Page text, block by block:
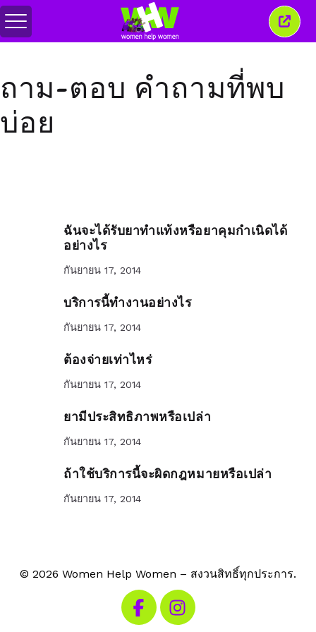
สลับ
เมนู
ปิด
หน้าต่
ถาม-ตอบ คำถามที่พบ
บ่อย
ฉันจะได้รับยาทำแท้งหรือยาคุมกำเนิดได้
อย่างไร
กันยายน 17, 2014
บริการนี้ทำงานอย่างไร
กันยายน 17, 2014
ต้องจ่ายเท่าไหร่
กันยายน 17, 2014
ยามีประสิทธิภาพหรือเปล่า
กันยายน 17, 2014
ถ้าใช้บริการนี้จะผิดกฎหมายหรือเปล่า
กันยายน 17, 2014
© 2026 Women Help Women – สงวนสิทธิ์ทุกประการ.
เยี่ยมชม Facebook ของเรา
เยี่ยมชม Instagram ของเรา